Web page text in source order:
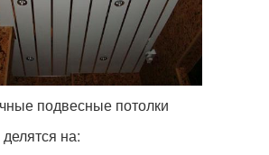
подвесные потолки
на: